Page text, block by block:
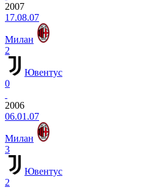
2007
17.08.07
Милан
2
Ювентус
0
2006
06.01.07
Милан
3
Ювентус
2